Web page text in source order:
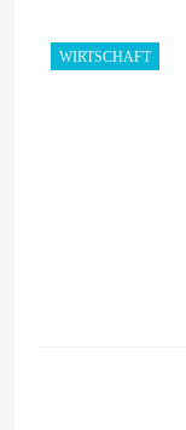
WIRTSCHAFT